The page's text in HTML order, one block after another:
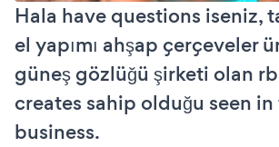
Hala have questions iseniz,
el yapımı ahşap çerçeveler
güneş gözlüğü şirketi olan
creates sahip olduğu seen
business.